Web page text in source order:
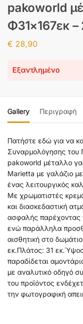
pakoworld
Φ31×167εκ
€ 28,90
Εξαντλημένο
Gallery Περιγραφή
Πατήστε εδώ για να
Συναρμολόγησης του
pakoworld μέταλλο
Marietta με γαλάζιο
ένας λειτουργικός
Με χρωματιστές
και διασκεδαστική
ασφαλής
ενώ παράλληλα
αισθητική στο
εκ.Πλάτος: 31
παραδίδεται
με αναλυτικό οδηγό
του προϊόντος
την φωτογραφική